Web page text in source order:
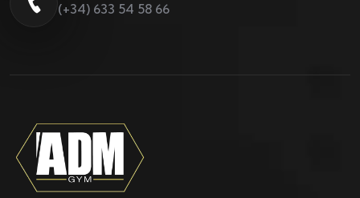
(+34) ‪633 54 58 66‬